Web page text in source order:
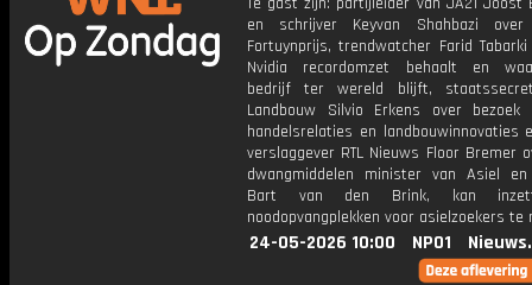
en schrijver Keyvan Shahbazi
Fortuynprijs, trendwatcher Farid
Nvidia recordomzet behaalt en
bedrijf ter wereld blijft,
Landbouw Silvio Erkens over bezoek
handelsrelaties en landbouwinnovaties
verslaggever RTL Nieuws Floor Bremer
dwangmiddelen minister van Asiel
Bart van den Brink, kan
noodopvangplekken voor asielzoekers te
24-05-2026 10:00 NPO1